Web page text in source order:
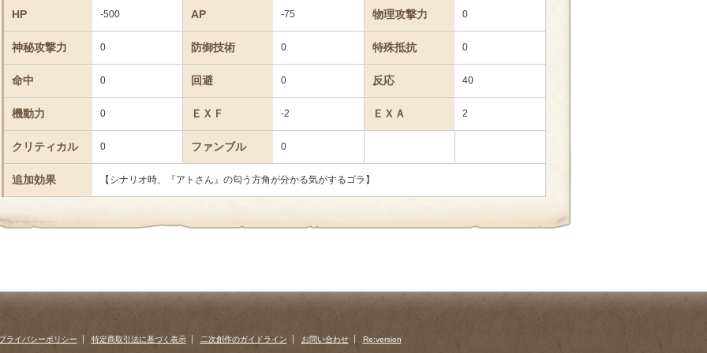
HP -500 AP -75 物理攻撃力 0
神秘攻撃力 0 防御技術 0 特殊抵抗 0
命中 0 回避 0 反応 40
機動力 0 ＥＸＦ -2 ＥＸＡ 2
クリティカル 0 ファンブル 0
追加効果 【シナリオ時、『アトさん』の匂う方角が分かる気がするゴラ】
ライバシーポリシー 特定商取引法に基づく表示 二次創作のガイドライン お問い合わせ Re:version